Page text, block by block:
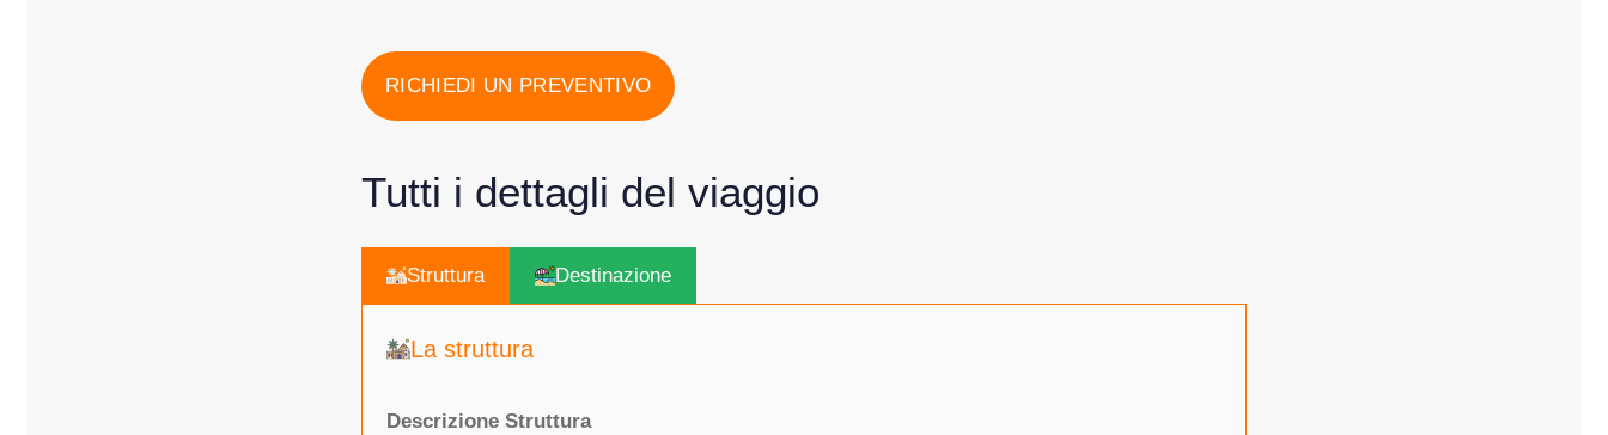
RICHIEDI UN PREVENTIVO
Tutti i dettagli del viaggio
Struttura Destinazione
La struttura
Descrizione Struttura